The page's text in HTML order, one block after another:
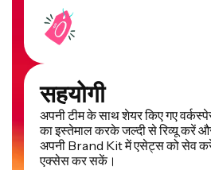
सहयोगी
अपनी टीम के साथ शेयर किए गए
का इस्तेमाल करके जल्दी से रिव्यू करें
अपनी Brand Kit में एसेट्स को सेव
एक्सेस कर सकें।